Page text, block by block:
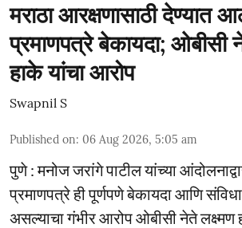
मराठा आरक्षणासाठी देण्यात
प्रमाणपत्रे बेकायदा; ओबीसी
हाके यांचा आरोप
Swapnil S
Published on: 06 Aug 2026, 5:05 am
पुणे : मनोज जरांगे पाटील यांच्या
प्रमाणपत्रे ही पूर्णपणे बेकायदा आणि
असल्याचा गंभीर आरोप ओबीसी नेते लक्ष्मण